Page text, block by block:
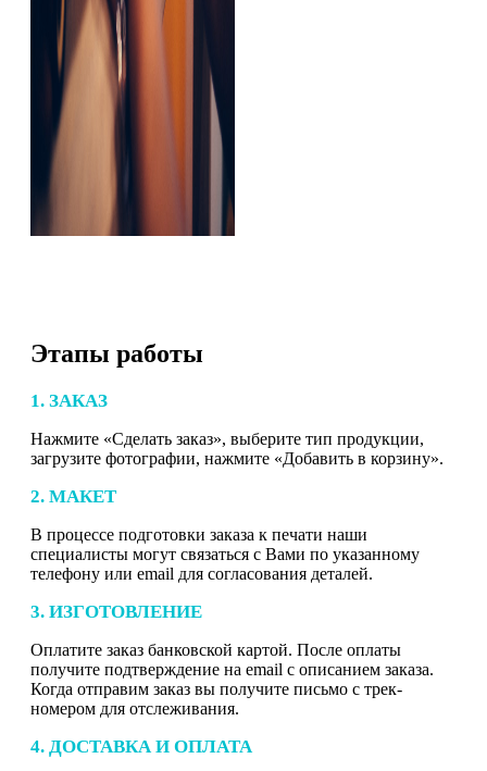
Этапы работы
1. ЗАКАЗ
Нажмите «Сделать заказ», выберите тип продукции,
загрузите фотографии, нажмите «Добавить в корзину».
2. МАКЕТ
В процессе подготовки заказа к печати наши
специалисты могут связаться с Вами по указанному
телефону или email для согласования деталей.
3. ИЗГОТОВЛЕНИЕ
Оплатите заказ банковской картой. После оплаты
получите подтверждение на email с описанием заказа.
Когда отправим заказ вы получите письмо с трек-
номером для отслеживания.
4. ДОСТАВКА И ОПЛАТА